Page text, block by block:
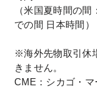
（米国夏時間の
での間 日本時間）
※海外先物取引休
きません。
CME：シカゴ・